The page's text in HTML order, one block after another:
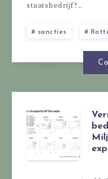
staatsbedrijf?...
sancties